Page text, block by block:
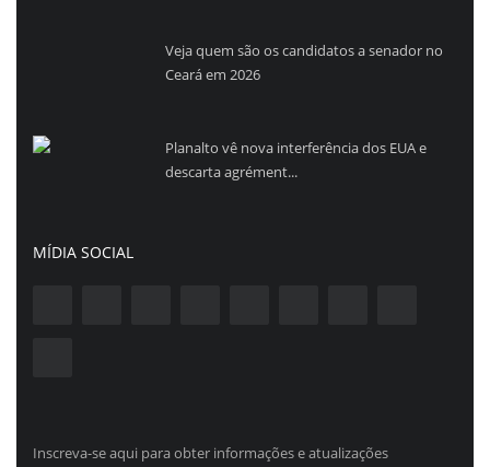
Veja quem são os candidatos a senador no
Ceará em 2026
Planalto vê nova interferência dos EUA e
descarta agrément...
MÍDIA SOCIAL
Inscreva-se aqui para obter informações e atualizações